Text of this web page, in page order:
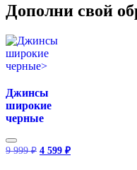
Дополни свой
Джинсы
широкие
черные
9 999₽ Первоначальная
цена
4 599 ₽Текущая
цена: